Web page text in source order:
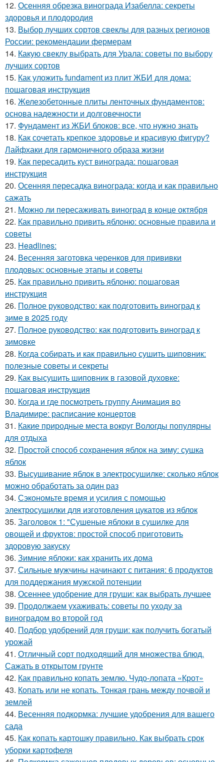
12. Осенняя обрезка винограда Изабелла: секреты
здоровья и плодородия
13. Выбор лучших сортов свеклы для разных регионов
России: рекомендации фермерам
14. Какую свеклу выбрать для Урала: советы по выбору
лучших сортов
15. Как уложить fundament из плит ЖБИ для дома:
пошаговая инструкция
16. Железобетонные плиты ленточных фундаментов:
основа надежности и долговечности
17. Фундамент из ЖБИ блоков: все, что нужно знать
18. Как сочетать крепкое здоровье и красивую фигуру?
Лайфхаки для гармоничного образа жизни
19. Как пересадить куст винограда: пошаговая
инструкция
20. Осенняя пересадка винограда: когда и как правильно
сажать
21. Можно ли пересаживать виноград в конце октября
22. Как правильно привить яблоню: основные правила и
советы
23. Headlines:
24. Весенняя заготовка черенков для прививки
плодовых: основные этапы и советы
25. Как правильно привить яблоню: пошаговая
инструкция
26. Полное руководство: как подготовить виноград к
зиме в 2025 году
27. Полное руководство: как подготовить виноград к
зимовке
28. Когда собирать и как правильно сушить шиповник:
полезные советы и секреты
29. Как высушить шиповник в газовой духовке:
пошаговая инструкция
30. Когда и где посмотреть группу Анимация во
Владимире: расписание концертов
31. Какие природные места вокруг Вологды популярны
для отдыха
32. Простой способ сохранения яблок на зиму: сушка
яблок
33. Высушивание яблок в электросушилке: сколько яблок
можно обработать за один раз
34. Сэкономьте время и усилия с помощью
электросушилки для изготовления цукатов из яблок
35. Заголовок 1: "Сушеные яблоки в сушилке для
овощей и фруктов: простой способ приготовить
здоровую закуску
36. Зимние яблоки: как хранить их дома
37. Сильные мужчины начинают с питания: 6 продуктов
для поддержания мужской потенции
38. Осеннее удобрение для груши: как выбрать лучшее
39. Продолжаем ухаживать: советы по уходу за
виноградом во второй год
40. Подбор удобрений для груши: как получить богатый
урожай
41. Отличный сорт подходящий для множества блюд.
Сажать в открытом грунте
42. Как правильно копать землю. Чудо-лопата «Крот»
43. Копать или не копать. Тонкая грань между почвой и
землей
44. Весенняя подкормка: лучшие удобрения для вашего
сада
45. Как копать картошку правильно. Как выбрать срок
уборки картофеля